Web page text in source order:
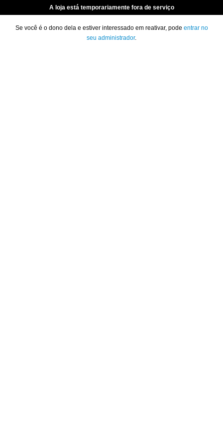
A loja está temporariamente fora de serviço
Se você é o dono dela e estiver interessado em reativar, pode entrar no
seu administrador.